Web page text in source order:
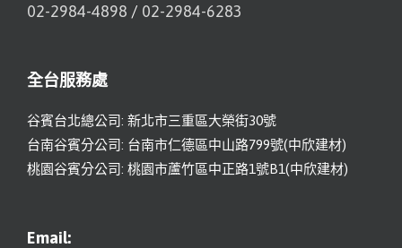
02-2984-4898 / 02-2984-6283
全台服務處
谷賓台北總公司: 新北市三重區大榮街30號
台南谷賓分公司: 台南市仁德區中山路799號(中欣建材)
桃園谷賓分公司: 桃園市蘆竹區中正路1號B1(中欣建材)
Email: